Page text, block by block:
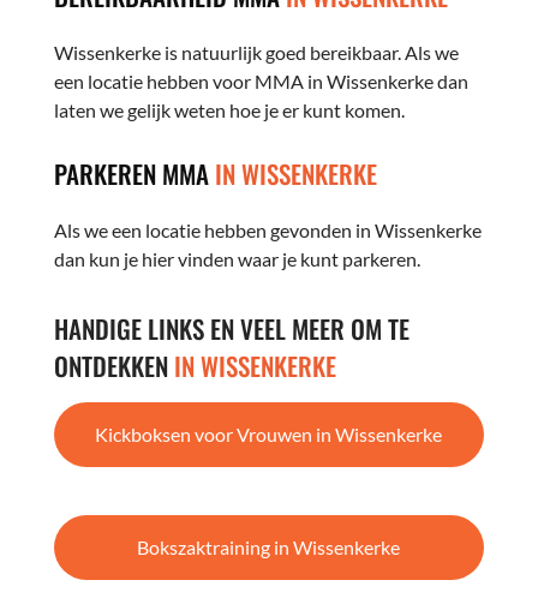
Wissenkerke is natuurlijk goed bereikbaar. Als we
een locatie hebben voor MMA in Wissenkerke dan
laten we gelijk weten hoe je er kunt komen.
PARKEREN MMAIN WISSENKERKE
Als we een locatie hebben gevonden in Wissenkerke
dan kun je hier vinden waar je kunt parkeren.
HANDIGE LINKS EN VEEL MEER OM TE
ONTDEKKENIN WISSENKERKE
Kickboksen voor Vrouwen in Wissenkerke
Bokszaktraining in Wissenkerke